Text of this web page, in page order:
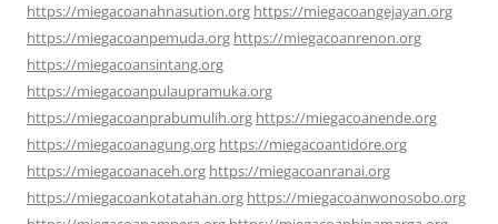
https://miegacoanahnasution.org https://miegacoangejayan.org
https://miegacoanpemuda.org https://miegacoanrenon.org
https://miegacoansintang.org
https://miegacoanpulaupramuka.org
https://miegacoanprabumulih.org https://miegacoanende.org
https://miegacoanagung.org https://miegacoantidore.org
https://miegacoanaceh.org https://miegacoanranai.org
https://miegacoankotatahan.org https://miegacoanwonosobo.org